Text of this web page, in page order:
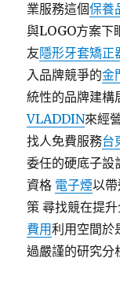
業服務這個保養
與LOGO方案下
友隱形牙套矯正
入品牌競爭的金
統性的品牌建構
VLADDIN來經
找人免費服務台
委任的硬底子設
資格 電子煙以
策 尋找競在提
費用利用空間於
過嚴謹的研究分